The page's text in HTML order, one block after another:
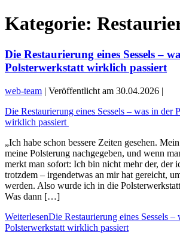
Kategorie:
Die Restaurierung eines Sessels –
Polsterwerkstatt wirklich passiert
web-team | Veröffentlicht am 30.04.2026 |
Die Restaurierung eines Sessels – was in der
wirklich passiert
„Ich habe schon bessere Zeiten gesehen.
meine Polsterung nachgegeben, und wenn
merkt man sofort: Ich bin nicht mehr der, der
trotzdem – irgendetwas an mir hat gereicht,
werden. Also wurde ich in die
Was dann […]
WeiterlesenDie Restaurierung eines Sessels –
Polsterwerkstatt wirklich passiert